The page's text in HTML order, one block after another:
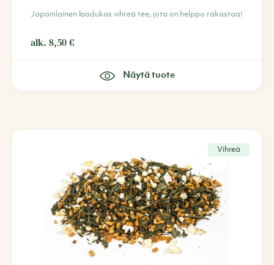
Japanilainen laadukas vihreä tee, jota on helppo rakastaa!
alk. 8,50€
Näytä tuote
Vihreä